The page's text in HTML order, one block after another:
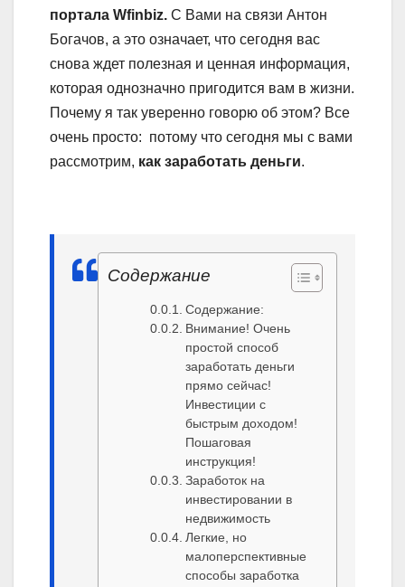
портала Wfinbiz. С Вами на связи Антон
Богачов, а это означает, что сегодня вас
снова ждет полезная и ценная информация,
которая однозначно пригодится вам в жизни.
Почему я так уверенно говорю об этом? Все
очень просто: потому что сегодня мы с вами
рассмотрим, как заработать деньги.
Содержание
Содержание:
Внимание! Очень
простой способ
заработать деньги
прямо сейчас!
Инвестиции с
быстрым доходом!
Пошаговая
инструкция!
Заработок на
инвестировании в
недвижимость
Легкие, но
малоперспективные
способы заработка